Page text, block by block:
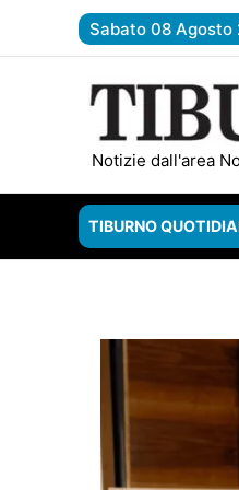
Sabato 08 Agosto
Notizie dall'area
GUIDONIA –
TIBURNO